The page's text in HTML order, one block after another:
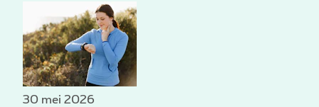
periodes van stress. Kleine prikkels kunnen dan
sneller een sterke emotionele reactie uitlokken.
30 mei 2026